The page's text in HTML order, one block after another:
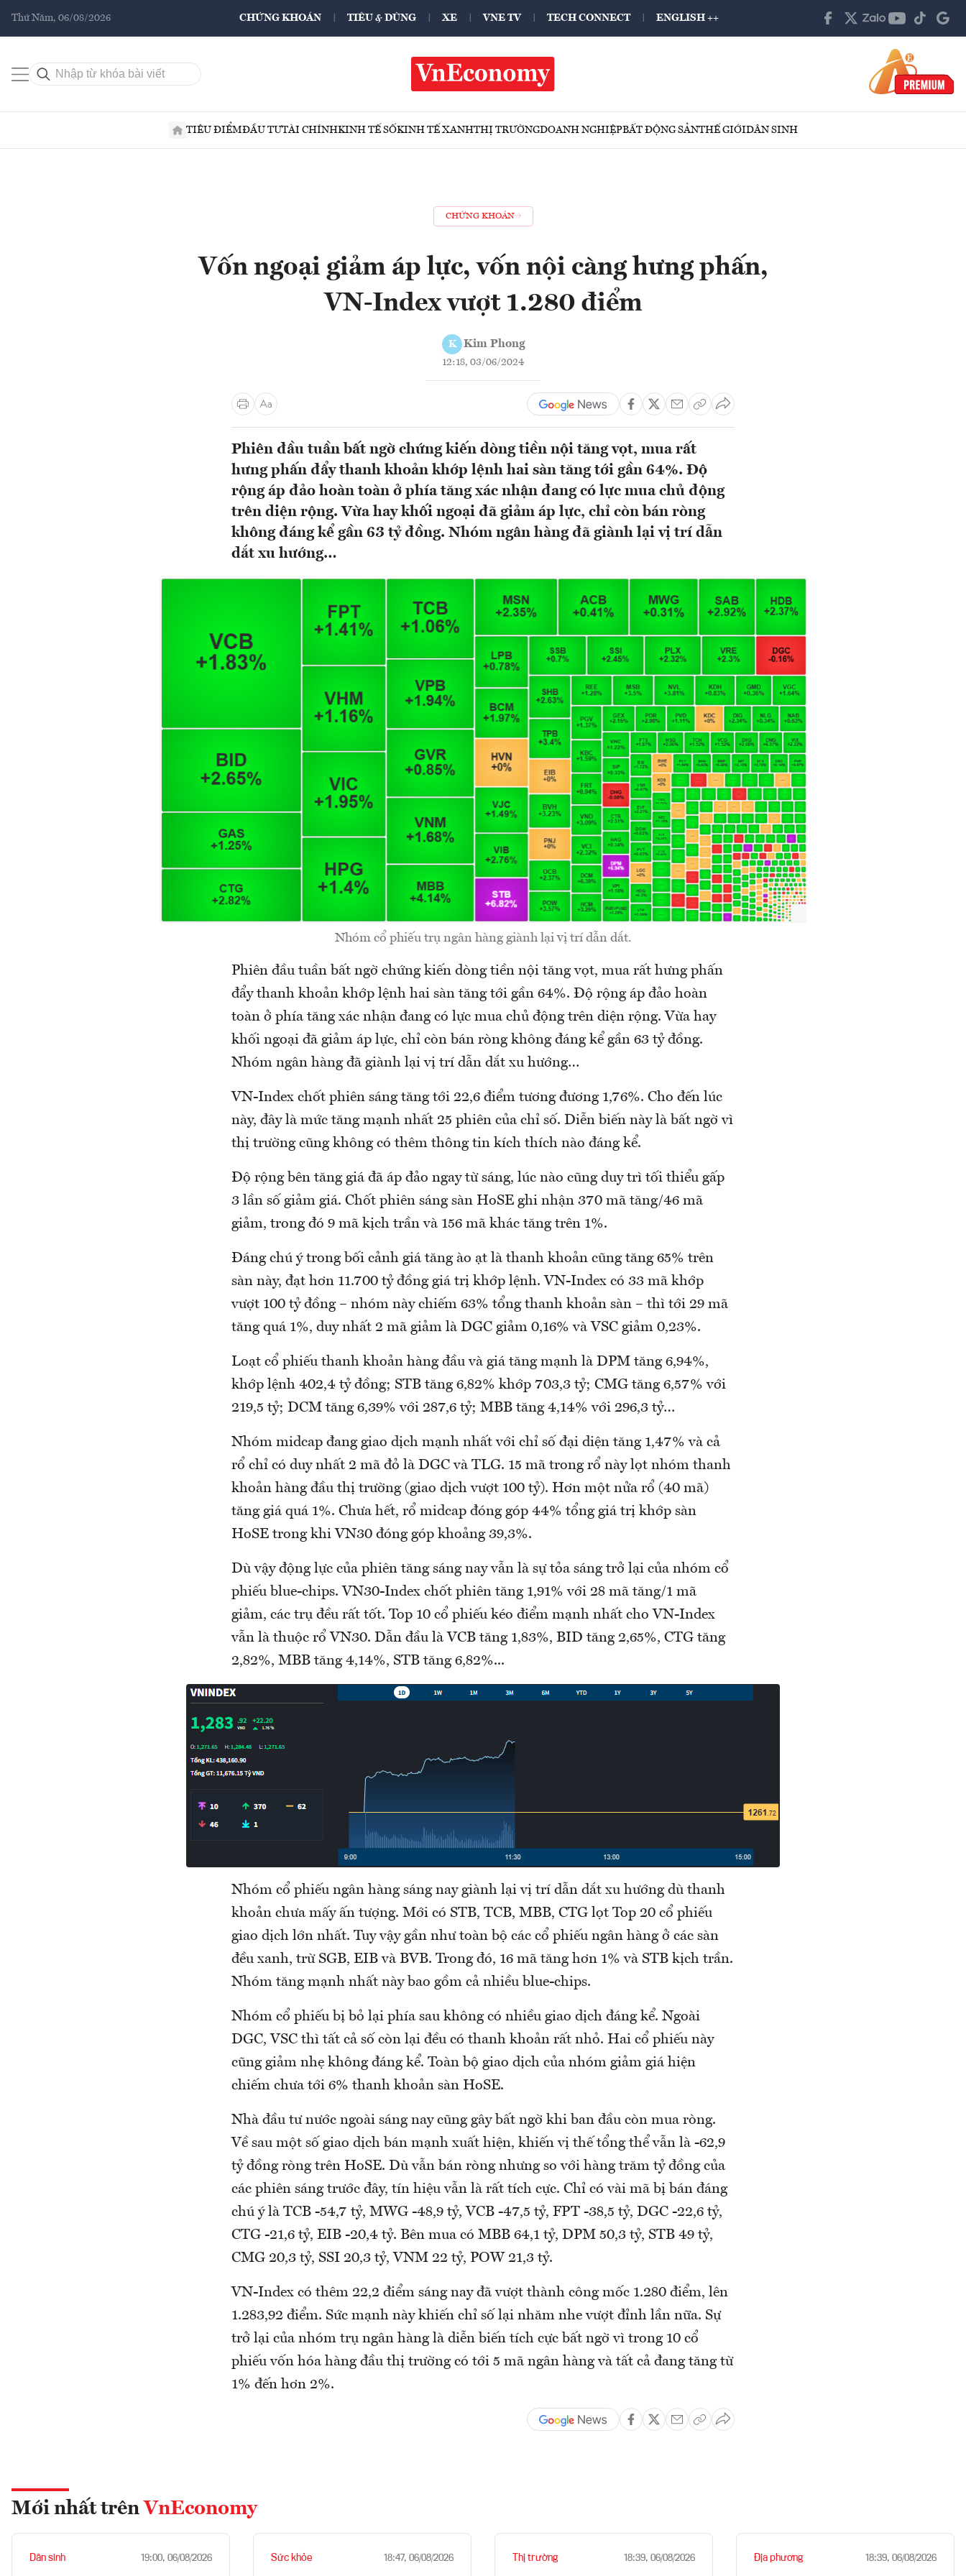
Thứ Năm, 06/08/2026 CHỨNG KHOÁN TIÊU & DÙNG XE VNE TV TECH CONNECT ENGLISH ++
TIÊU ĐIỂMĐẦU TƯTÀI CHÍNHKINH TẾ SỐKINH TẾ XANHTHỊ TRƯỜNGDOANH NGHIỆPBẤT ĐỘNG SẢNTHẾ GIỚIDÂN SINH
CHỨNG KHOÁN
Vốn ngoại giảm áp lực, vốn nội càng hưng phấn,
VN-Index vượt 1.280 điểm
K Kim Phong
12:18, 03/06/2024
Phiên đầu tuần bất ngờ chứng kiến dòng tiền nội tăng vọt, mua rất
hưng phấn đẩy thanh khoản khớp lệnh hai sàn tăng tới gần 64%. Độ
rộng áp đảo hoàn toàn ở phía tăng xác nhận đang có lực mua chủ động
trên diện rộng. Vừa hay khối ngoại đã giảm áp lực, chỉ còn bán ròng
không đáng kể gần 63 tỷ đồng. Nhóm ngân hàng đã giành lại vị trí dẫn
dắt xu hướng…
Nhóm cổ phiếu trụ ngân hàng giành lại vị trí dẫn dắt.
Phiên đầu tuần bất ngờ chứng kiến dòng tiền nội tăng vọt, mua rất hưng phấn
đẩy thanh khoản khớp lệnh hai sàn tăng tới gần 64%. Độ rộng áp đảo hoàn
toàn ở phía tăng xác nhận đang có lực mua chủ động trên diện rộng. Vừa hay
khối ngoại đã giảm áp lực, chỉ còn bán ròng không đáng kể gần 63 tỷ đồng.
Nhóm ngân hàng đã giành lại vị trí dẫn dắt xu hướng…
VN-Index chốt phiên sáng tăng tới 22,6 điểm tương đương 1,76%. Cho đến lúc
này, đây là mức tăng mạnh nhất 25 phiên của chỉ số. Diễn biến này là bất ngờ vì
thị trường cũng không có thêm thông tin kích thích nào đáng kể.
Độ rộng bên tăng giá đã áp đảo ngay từ sáng, lúc nào cũng duy trì tối thiểu gấp
3 lần số giảm giá. Chốt phiên sáng sàn HoSE ghi nhận 370 mã tăng/46 mã
giảm, trong đó 9 mã kịch trần và 156 mã khác tăng trên 1%.
Đáng chú ý trong bối cảnh giá tăng ào ạt là thanh khoản cũng tăng 65% trên
sàn này, đạt hơn 11.700 tỷ đồng giá trị khớp lệnh. VN-Index có 33 mã khớp
vượt 100 tỷ đồng – nhóm này chiếm 63% tổng thanh khoản sàn – thì tới 29 mã
tăng quá 1%, duy nhất 2 mã giảm là DGC giảm 0,16% và VSC giảm 0,23%.
Loạt cổ phiếu thanh khoản hàng đầu và giá tăng mạnh là DPM tăng 6,94%,
khớp lệnh 402,4 tỷ đồng; STB tăng 6,82% khớp 703,3 tỷ; CMG tăng 6,57% với
219,5 tỷ; DCM tăng 6,39% với 287,6 tỷ; MBB tăng 4,14% với 296,3 tỷ…
Nhóm midcap đang giao dịch mạnh nhất với chỉ số đại diện tăng 1,47% và cả
rổ chỉ có duy nhất 2 mã đỏ là DGC và TLG. 15 mã trong rổ này lọt nhóm thanh
khoản hàng đầu thị trường (giao dịch vượt 100 tỷ). Hơn một nửa rổ (40 mã)
tăng giá quá 1%. Chưa hết, rổ midcap đóng góp 44% tổng giá trị khớp sàn
HoSE trong khi VN30 đóng góp khoảng 39,3%.
Dù vậy động lực của phiên tăng sáng nay vẫn là sự tỏa sáng trở lại của nhóm cổ
phiếu blue-chips. VN30-Index chốt phiên tăng 1,91% với 28 mã tăng/1 mã
giảm, các trụ đều rất tốt. Top 10 cổ phiếu kéo điểm mạnh nhất cho VN-Index
vẫn là thuộc rổ VN30. Dẫn đầu là VCB tăng 1,83%, BID tăng 2,65%, CTG tăng
2,82%, MBB tăng 4,14%, STB tăng 6,82%...
Nhóm cổ phiếu ngân hàng sáng nay giành lại vị trí dẫn dắt xu hướng dù thanh
khoản chưa mấy ấn tượng. Mới có STB, TCB, MBB, CTG lọt Top 20 cổ phiếu
giao dịch lớn nhất. Tuy vậy gần như toàn bộ các cổ phiếu ngân hàng ở các sàn
đều xanh, trừ SGB, EIB và BVB. Trong đó, 16 mã tăng hơn 1% và STB kịch trần.
Nhóm tăng mạnh nhất này bao gồm cả nhiều blue-chips.
Nhóm cổ phiếu bị bỏ lại phía sau không có nhiều giao dịch đáng kể. Ngoài
DGC, VSC thì tất cả số còn lại đều có thanh khoản rất nhỏ. Hai cổ phiếu này
cũng giảm nhẹ không đáng kể. Toàn bộ giao dịch của nhóm giảm giá hiện
chiếm chưa tới 6% thanh khoản sàn HoSE.
Nhà đầu tư nước ngoài sáng nay cũng gây bất ngờ khi ban đầu còn mua ròng.
Về sau một số giao dịch bán mạnh xuất hiện, khiến vị thế tổng thể vẫn là -62,9
tỷ đồng ròng trên HoSE. Dù vẫn bán ròng nhưng so với hàng trăm tỷ đồng của
các phiên sáng trước đây, tín hiệu vẫn là rất tích cực. Chỉ có vài mã bị bán đáng
chú ý là TCB -54,7 tỷ, MWG -48,9 tỷ, VCB -47,5 tỷ, FPT -38,5 tỷ, DGC -22,6 tỷ,
CTG -21,6 tỷ, EIB -20,4 tỷ. Bên mua có MBB 64,1 tỷ, DPM 50,3 tỷ, STB 49 tỷ,
CMG 20,3 tỷ, SSI 20,3 tỷ, VNM 22 tỷ, POW 21,3 tỷ.
VN-Index có thêm 22,2 điểm sáng nay đã vượt thành công mốc 1.280 điểm, lên
1.283,92 điểm. Sức mạnh này khiến chỉ số lại nhăm nhe vượt đỉnh lần nữa. Sự
trở lại của nhóm trụ ngân hàng là diễn biến tích cực bất ngờ vì trong 10 cổ
phiếu vốn hóa hàng đầu thị trường có tới 5 mã ngân hàng và tất cả đang tăng từ
1% đến hơn 2%.
Mới nhất trên VnEconomy
Dân sinh 19:00, 06/08/2026 Sức khỏe 18:47, 06/08/2026 Thị trường 18:39, 06/08/2026 Địa phương 18:39, 06/08/2026